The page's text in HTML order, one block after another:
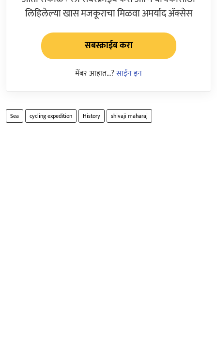
लिहिलेल्या खास मजकूराचा मिळवा अमर्याद ॲक्सेस
सबस्क्राईब करा
मेंबर आहात...?साईन इन
Sea cycling expedition History shivaji maharaj